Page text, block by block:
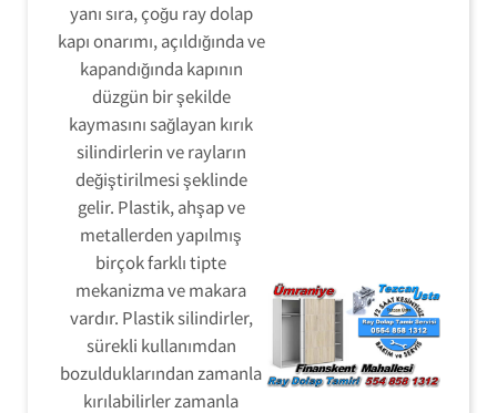
yanı sıra, çoğu ray dolap
kapı onarımı, açıldığında ve
kapandığında kapının
düzgün bir şekilde
kaymasını sağlayan kırık
silindirlerin ve rayların
değiştirilmesi şeklinde
gelir. Plastik, ahşap ve
metallerden yapılmış
birçok farklı tipte
mekanizma ve makara
vardır. Plastik silindirler,
sürekli kullanımdan
bozulduklarından zamanla
kırılabilirler zamanla